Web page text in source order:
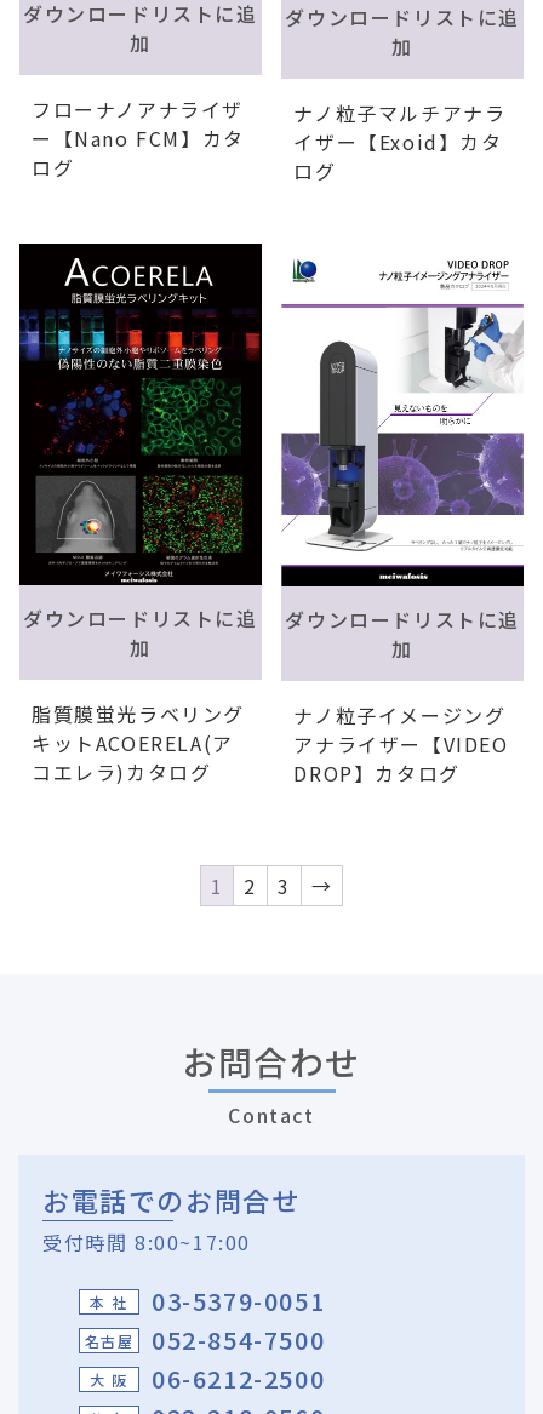
ダウンロードリストに追
加
フローナノアナライザ
ー【Nano FCM】カタ
ログ
ダウンロードリストに追
加
ナノ粒子マルチアナラ
イザー【Exoid】カタ
ログ
ダウンロードリストに追
加
脂質膜蛍光ラベリング
キットACOERELA(ア
コエレラ)カタログ
ダウンロードリストに追
加
ナノ粒子イメージング
アナライザー【VIDEO
DROP】カタログ
1 2 3 →
お問合わせ
Contact
お電話でのお問合せ
受付時間 8:00~17:00
本 社 03-5379-0051
名古屋 052-854-7500
大 阪 06-6212-2500